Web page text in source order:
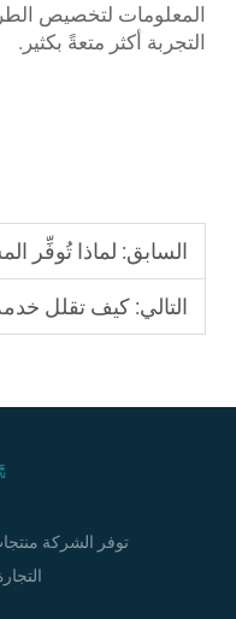
المعلومات لتخصيص
التجربة أكثر متعةً بكثير.
السابق: لماذا تُوفِّر
التالي: كيف تقلل خدمة التجميع
توفر الشركة